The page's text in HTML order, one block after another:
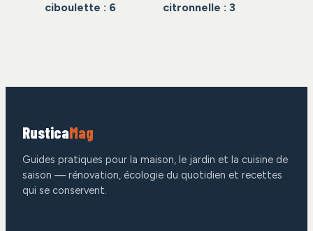
ciboulette : 6
citronnelle : 3
RusticaMag
Guides pratiques pour la maison, le jardin et la cuisine de
saison — rénovation, écologie du quotidien et recettes
qui se conservent.